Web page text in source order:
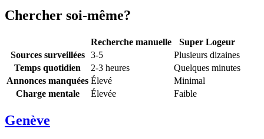
Chercher soi-même?
Recherche manuelle
Super Logeur
Sources surveillées
3-5
Plusieurs dizaines
Temps quotidien
2-3 heures
Quelques minutes
Annonces manquées Élevé
Minimal
Charge mentale
Élevée Faible
Genève